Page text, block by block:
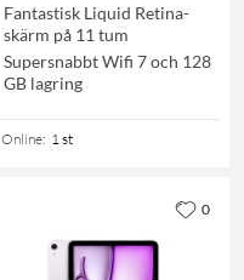
Fantastisk Liquid Retina-
skärm på 11 tum
Supersnabbt Wifi 7 och 128
GB lagring
Online: 1 st
0